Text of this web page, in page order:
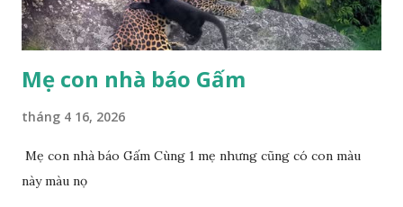
Mẹ con nhà báo Gấm
tháng 4 16, 2026
Mẹ con nhà báo Gấm Cùng 1 mẹ nhưng cũng có con màu
này màu nọ